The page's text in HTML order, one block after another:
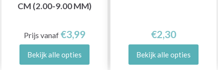
CM (2.00-9.00 MM)
Prijs vanaf €3,99
Bekijk alle opties
€2,30
Bekijk alle opties